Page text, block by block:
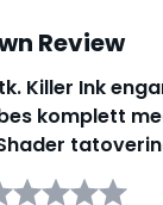
Review
Killer Ink
komplett